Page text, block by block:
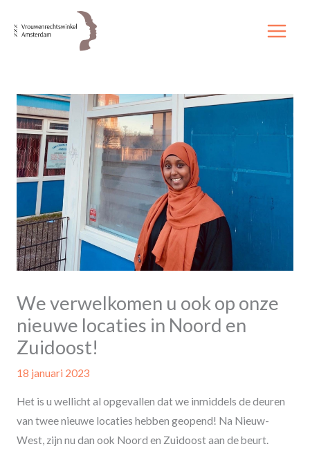
naar
We verwelkomen u ook op onze
nieuwe locaties in Noord en
Zuidoost!
18 januari 2023
Het is u wellicht al opgevallen dat we inmiddels de deuren
van twee nieuwe locaties hebben geopend! Na Nieuw-
West, zijn nu dan ook Noord en Zuidoost aan de beurt.